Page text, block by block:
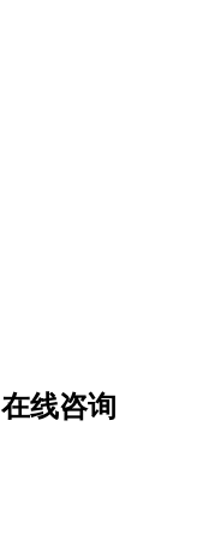
在线咨询